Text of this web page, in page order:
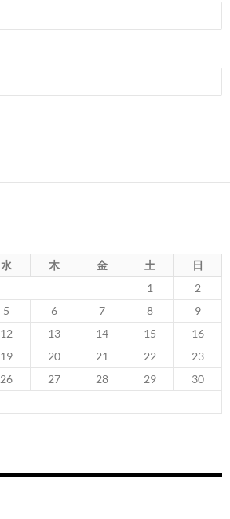
水 木 金 土
日
1
2
5 6 7 8
9
12 13 14 15
16
19 20 21 22
23
26 27 28 29
30